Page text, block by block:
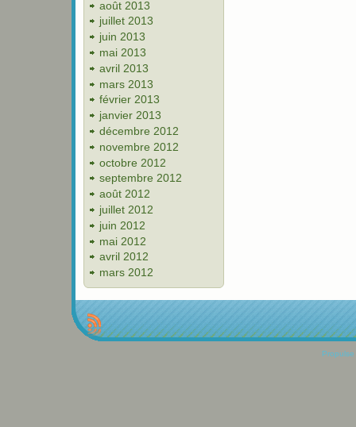
août 2013
juillet 2013
juin 2013
mai 2013
avril 2013
mars 2013
février 2013
janvier 2013
décembre 2012
novembre 2012
octobre 2012
septembre 2012
août 2012
juillet 2012
juin 2012
mai 2012
avril 2012
mars 2012